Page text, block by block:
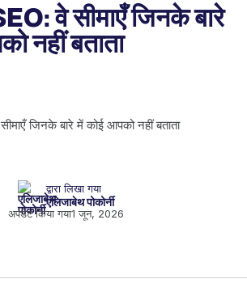
वे सीमाएँ जिनके बारे
नहीं बताता
द्वारा लिखा गया
एलिजाबेथ पोकोर्नी
अपडेट किया गया1 जून, 2026